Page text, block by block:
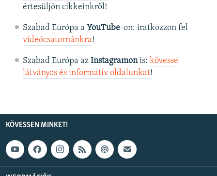
értesüljön cikkeinkről!
Szabad Európa a YouTube-on: iratkozzon fel
videócsatornánkra!
Szabad Európa az Instagramonis: kövesse
látványos és informatív oldalunkat! ​
KÖVESSEN MINKET!